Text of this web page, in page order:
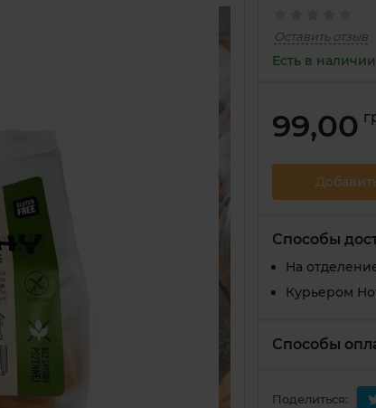
Оставить отзыв
Есть в наличии
99,00
Способы
На
Курьером
Способы
Поделиться: